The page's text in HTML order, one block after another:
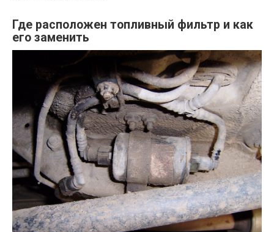
Где расположен топливный фильтр и как
его заменить